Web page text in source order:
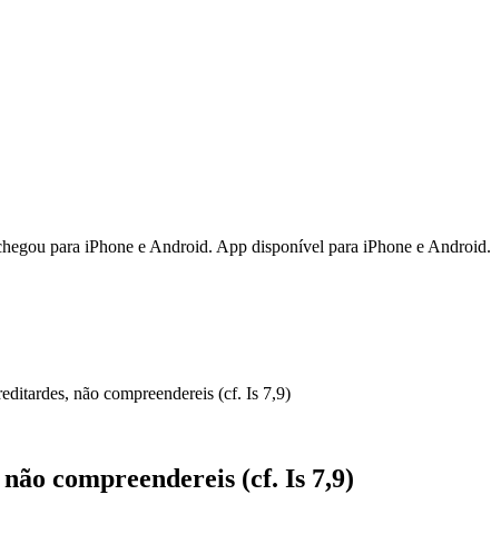
para iPhone e Android. App disponível para iPhone e Android.
não compreendereis (cf. Is 7,9)
compreendereis (cf. Is 7,9)